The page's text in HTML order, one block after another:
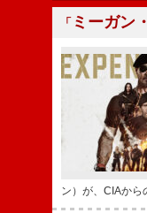
「 ミーガン
ン）が、CIAから